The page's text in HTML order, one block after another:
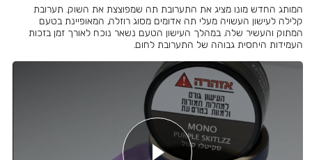
המותג החדש מונו מציג את התערובת תה שמפוצצת את השוק. תערובת
קלילה לעישון העשויה מעלי תה אדומים מסוג רוזלה, המאופיינת בטעם
המתוק והעשיר שלה. במהלך העישון הטעם נשאר נוכח לאורך זמן בזכות
העמידות היחסית גבוהה של התערובת לחום.